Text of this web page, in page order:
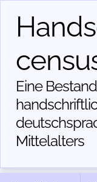
Eine
Mittelalters